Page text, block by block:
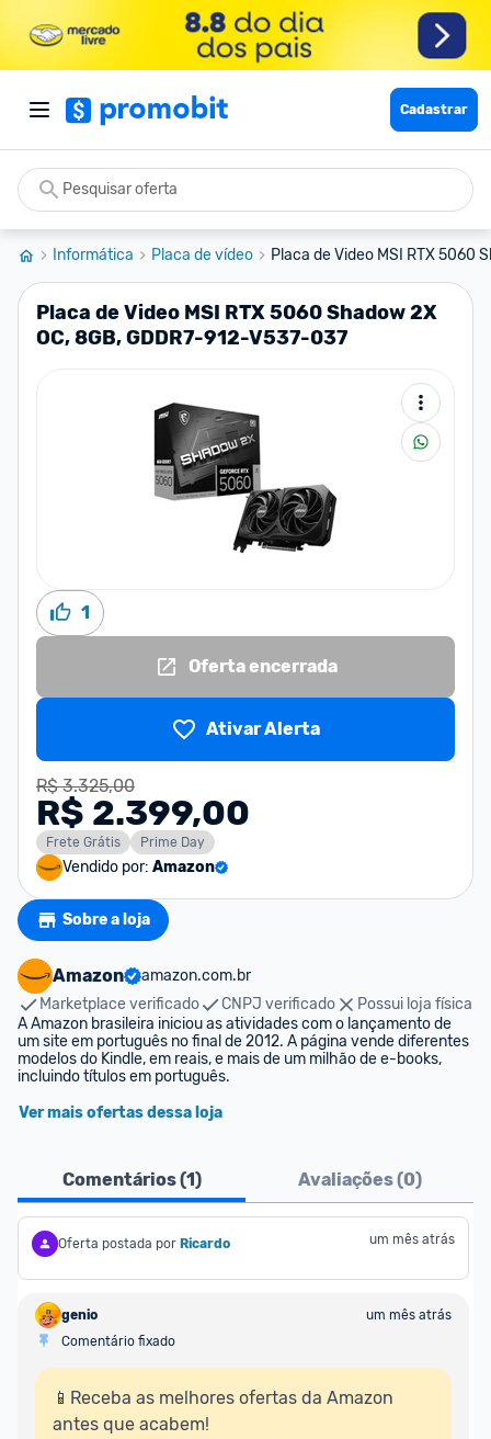
Cadastrar
Informática Placa de vídeo Placa de Video MSI RTX 5060
Placa de Video MSI RTX 5060 Shadow 2X
OC, 8GB, GDDR7-912-V537-037
1
Oferta encerrada
Ativar Alerta
R$ 3.325,00
R$ 2.399,00
Frete Grátis Prime Day
Vendido por: Amazon
Sobre a loja
Amazon
amazon.com.br
Marketplace verificado
CNPJ verificado
Possui loja física
A Amazon brasileira iniciou as atividades com o lançamento de
um site em português no final de 2012. A página vende diferentes
modelos do Kindle, em reais, e mais de um milhão de e-books,
incluindo títulos em português.
Ver mais ofertas dessa loja
Comentários (1) Avaliações (0)
Oferta postada por Ricardo um mês atrás
genio
um mês atrás
Comentário fixado
📱Receba as melhores ofertas da Amazon
antes que acabem!